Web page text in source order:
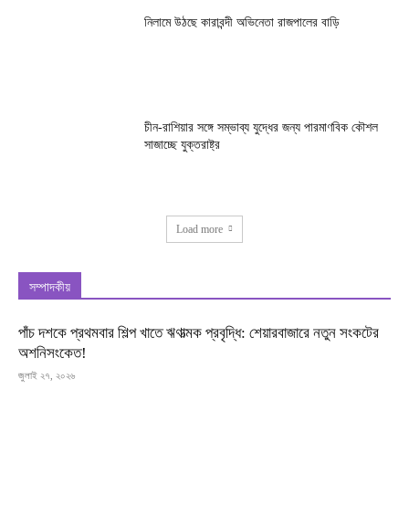
নিলামে উঠছে কারাবন্দী অভিনেতা রাজপালের বাড়ি
চীন-রাশিয়ার সঙ্গে সম্ভাব্য যুদ্ধের জন্য পারমাণবিক কৌশল
সাজাচ্ছে যুক্তরাষ্ট্র
Load more
সম্পাদকীয়
পাঁচ দশকে প্রথমবার শিল্প খাতে ঋণাত্মক প্রবৃদ্ধি: শেয়ারবাজারে নতুন সংকটের
অশনিসংকেত!
জুলাই ২৭, ২০২৬